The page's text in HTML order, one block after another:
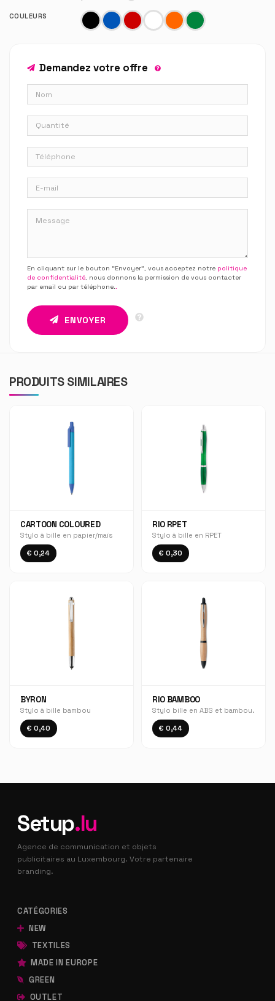
COULEURS
Demandez votre offre
En cliquant sur le bouton “Envoyer”, vous acceptez notre politique
de confidentialité, nous donnons la permission de vous contacter
par email ou par téléphone..
ENVOYER
PRODUITS SIMILAIRES
CARTOON COLOURED
Stylo à bille en papier/maïs
€ 0,24
RIO RPET
Stylo à bille en RPET
€ 0,30
BYRON
Stylo à bille bambou
€ 0,40
RIO BAMBOO
Stylo bille en ABS et bambou.
€ 0,44
Setup.lu
Agence de communication et objets
publicitaires au Luxembourg. Votre partenaire
branding.
CATÉGORIES
NEW
TEXTILES
MADE IN EUROPE
GREEN
OUTLET